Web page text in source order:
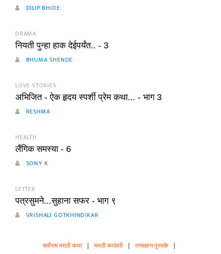
DILIP BHIDE
DRAMA
नियती पुन्हा हाक देईपर्यंत.. - 3
BHUMA SHENDE
LOVE STORIES
अभिजित - ऐक हृदय स्पर्शी प्रेम कथा... - भाग 3
RESHMA
HEALTH
लैंगिक समस्या - 6
SONY K
LETTER
पत्रसुमने...सुहाना सफर - भाग ९
VRISHALI GOTKHINDIKAR
सर्वोत्तम मराठी कथा | मराठी कादंबरी | तत्त्वज्ञान पुस्तके |